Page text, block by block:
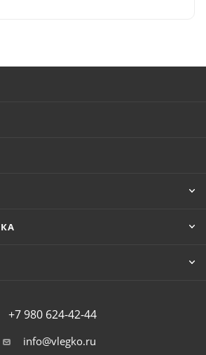
+7 980 624-42-44
info@vlegko.ru